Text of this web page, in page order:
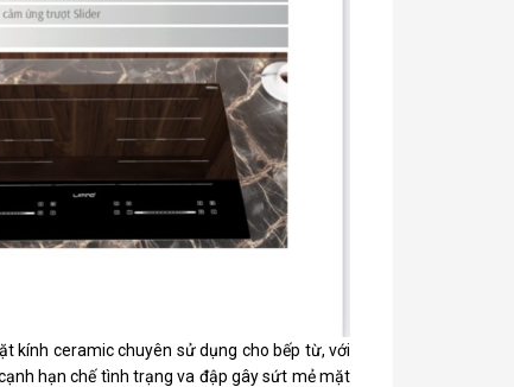
kính ceramic chuyên sử dụng cho bếp từ, với
hạn chế tình trạng va đập gây sứt mẻ mặt